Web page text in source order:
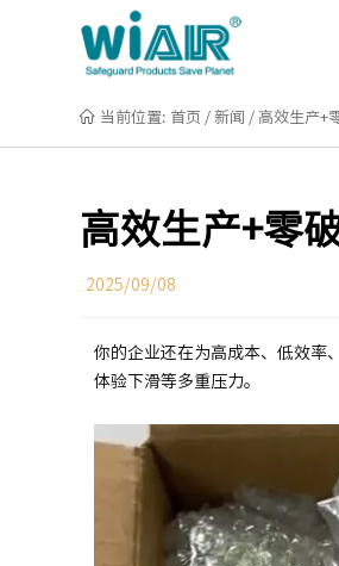
 当前位置: 首页 / 新闻 / 高效生产+
高效生产+零
2025/09/08
你的企业还在为高成本、低效率
体验下滑等多重压力。